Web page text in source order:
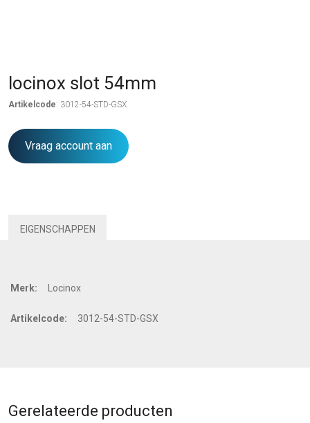
locinox slot 54mm
Artikelcode: 3012-54-STD-GSX
Vraag account aan
EIGENSCHAPPEN
Merk: Locinox
Artikelcode: 3012-54-STD-GSX
Gerelateerde producten